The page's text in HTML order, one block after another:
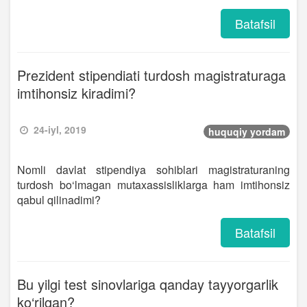
Batafsil
Prezident stipendiati turdosh magistraturaga
imtihonsiz kiradimi?
24-iyl, 2019 huquqiy yordam
Nomli davlat stipendiya sohiblari magistraturaning
turdosh bo‘lmagan mutaxassisliklarga ham imtihonsiz
qabul qilinadimi?
Batafsil
Bu yilgi test sinovlariga qanday tayyorgarlik
ko‘rilgan?